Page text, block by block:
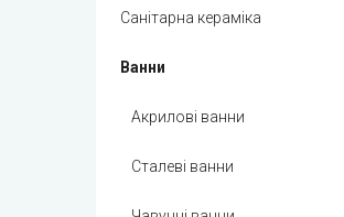
Санітарна кераміка
Ванни
Акрилові ванни
Сталеві ванни